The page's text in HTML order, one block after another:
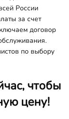
России
за счет
договор
по выбору
чтобы
цену!